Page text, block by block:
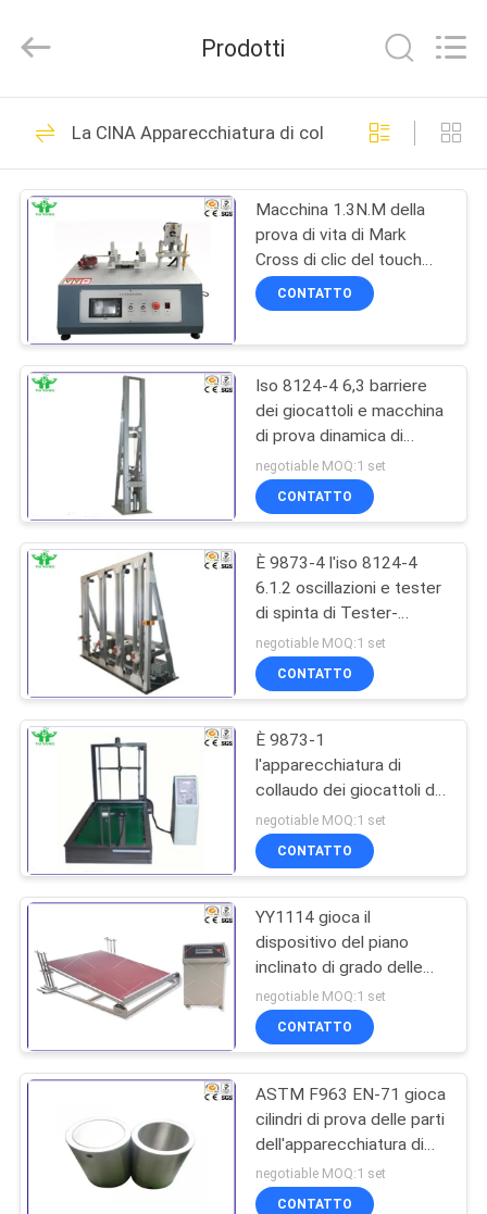
CASA
PRODOTTI
MOSTRA
CIRCA
NOI
DELLA
FABBRICA
CONTATTICI
NOTIZIE
RICHIEDA
UNA
CITAZIONE
MAPPA
SITO
SULLA
PRIVACY
YUYANG
INSTRUMENT
All
Reserved.
Apparecchiatura di
collaudo di
infiammabilità
342
Tester verticale di
infiammabilità
23
tester orizzontale di
infiammabilità
27
Apparecchiatura di
collaudo del fuoco
Tester del fuoco del
materiale da
costruzione
36
Prodotti
La CINA Apparecchiatura di collaudo dei giocattoli
Macchina 1.3N.M della
prova di vita di Mark
Cross di clic del touch
screen del telefono
cellulare 0-180 volte/min
CONTATTO
Iso 8124-4 6,3 barriere
dei giocattoli e macchina
di prova dinamica di
forza dei corrimani
negotiable MOQ:1 set
CONTATTO
È 9873-4 l'iso 8124-4
6.1.2 oscillazioni e tester
di spinta di Tester-
orizzontale della stabilità
dei giocattoli di attività
negotiable MOQ:1 set
CONTATTO
È 9873-1
l'apparecchiatura di
collaudo dei giocattoli di
clausola 5.16.1 2m/s con
EN71-1 8.26.1.3
negotiable MOQ:1 set
CONTATTO
YY1114 gioca il
dispositivo del piano
inclinato di grado delle
apparecchiature di
collaudo 0 - 15 per la
prova di stabilità
negotiable MOQ:1 set
CONTATTO
ASTM F963 EN-71 gioca
cilindri di prova delle parti
dell'apparecchiatura di
collaudo i piccolo 70 * 38
* 38 millimetri
negotiable MOQ:1 set
CONTATTO